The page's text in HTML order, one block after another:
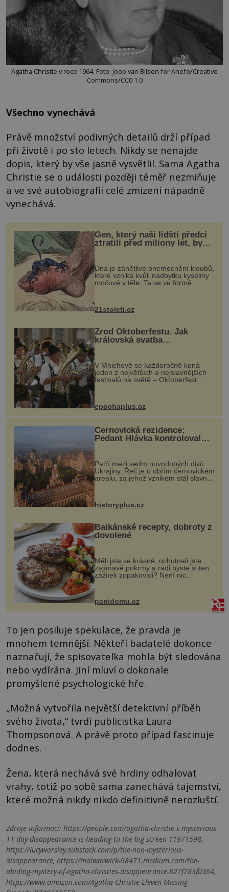
Agatha Christie v roce 1964. Foto: Joop van Bilsen for Anefo/Creative
Commons/CC0 1.0
Všechno vynechává
Právě množství podivných detailů drží případ
při životě i po sto letech. Nikdy se nenajde
dopis, který by vše jasně vysvětlil. Sama Agatha
Christie se o události později téměř nezmiňuje
a ve své autobiografii celé zmizení nápadně
vynechává.
Gen, který naši lidští předci
ztratili před miliony let, by
mohl pomoci s léčbou
„nemoci králů“
Dna je zánětlivé onemocnění kloubů,
které vzniká kvůli nadbytku kyseliny
močové v těle. Ta se ve formě
nohou, a způsobuje bole...
21stoleti.cz
Zrod Oktoberfestu. Jak
královská svatba
odstartovala největší pivní
festival světa
V Mnichově se každoročně koná
jeden z největších a nejslavnějších
festivalů na světě – Oktoberfest.
návštěvníků, kteří si vychutnávají
kultur...
epochaplus.cz
Černovická rezidence:
Pedant Hlávka kontroloval
Patří mezi sedm novodobých divů
Ukrajiny. Řeč je o obřím černovickém
areálu, za jehož vznikem stál slavný
český architekt Josef Hlávka. Ten si
na něm dal mimořádně záležet. Jeho
historyplus.cz
Balkánské recepty, dobroty z
dovolené
Měli jste se krásně, ochutnali jste
zajímavé pokrmy a rádi byste si ten
zážitek zopakovali? Není nic
snazšího. Pljeskavica (10 porcí)
Možná jste ji ochutnali na dovolené v
bývalé Jugoslávii, lze ji vi...
panidomu.cz
To jen posiluje spekulace, že pravda je
mnohem temnější. Někteří badatelé dokonce
naznačují, že spisovatelka mohla být sledována
nebo vydírána. Jiní mluví o dokonale
promyšlené psychologické hře.
„Možná vytvořila největší detektivní příběh
svého života,“ tvrdí publicistka Laura
Thompsonová. A právě proto případ fascinuje
dodnes.
Žena, která nechává své hrdiny odhalovat
vrahy, totiž po sobě sama zanechává tajemství,
které možná nikdy nikdo definitivně nerozluští.
Zdroje informací: https://people.com/agatha-christie-s-mysterious-
11-day-disappearance-is-heading-to-the-big-screen-11971598,
https://lucyworsley.substack.com/p/the-non-mysterious-
disappearance, https://malwarwick-98471.medium.com/the-
abiding-mystery-of-agatha-christies-disappearance-827f783f0364,
https://www.amazon.com/Agatha-Christie-Eleven-Missing-